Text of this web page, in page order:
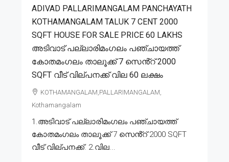
ADIVAD PALLARIMANGALAM PANCHAYATH
KOTHAMANGALAM TALUK 7 CENT 2000
SQFT HOUSE FOR SALE PRICE 60 LAKHS
അടിവാട് പല്ലാരിമംഗലം പഞ്ചായത്ത്
കോതമംഗലം താലൂക്ക് 7 സെൻ്റ് 2000
SQFT വീട് വില്പനക്ക് വില 60 ലക്ഷം
KOTHAMANGALAM,PALLARIMANGALAM,
Kothamangalam
1.അടിവാട് പല്ലാരിമംഗലം പഞ്ചായത്ത്
കോതമംഗലം താലൂക്ക് 7 സെൻ്റ് 2000 SQFT
വീട് വില്പനക്ക്. 2.വില...